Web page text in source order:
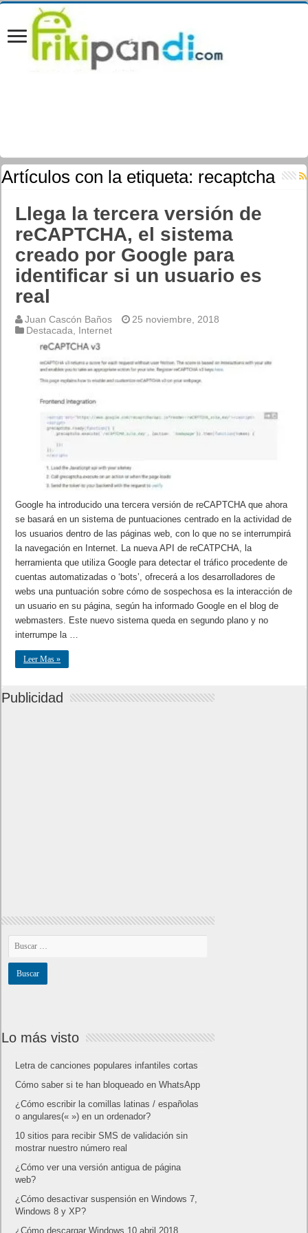
Artículos con la etiqueta: recaptcha
Llega la tercera versión de
reCAPTCHA, el sistema
creado por Google para
identificar si un usuario es
real
Juan Cascón Baños
25 noviembre, 2018
Destacada
Internet
Google ha introducido una tercera versión de reCAPTCHA que ahora
se basará en un sistema de puntuaciones centrado en la actividad de
los usuarios dentro de las páginas web, con lo que no se interrumpirá
la navegación en Internet. La nueva API de reCATPCHA, la
herramienta que utiliza Google para detectar el tráfico procedente de
cuentas automatizadas o ‘bots’, ofrecerá a los desarrolladores de
webs una puntuación sobre cómo de sospechosa es la interacción de
un usuario en su página, según ha informado Google en el blog de
webmasters. Este nuevo sistema queda en segundo plano y no
interrumpe la …
Leer Mas »
Publicidad
Lo más visto
Letra de canciones populares infantiles cortas
Cómo saber si te han bloqueado en WhatsApp
¿Cómo escribir la comillas latinas / españolas
o angulares(« ») en un ordenador?
10 sitios para recibir SMS de validación sin
mostrar nuestro número real
¿Cómo ver una versión antigua de página
web?
¿Cómo desactivar suspensión en Windows 7,
Windows 8 y XP?
¿Cómo descargar Windows 10 abril 2018